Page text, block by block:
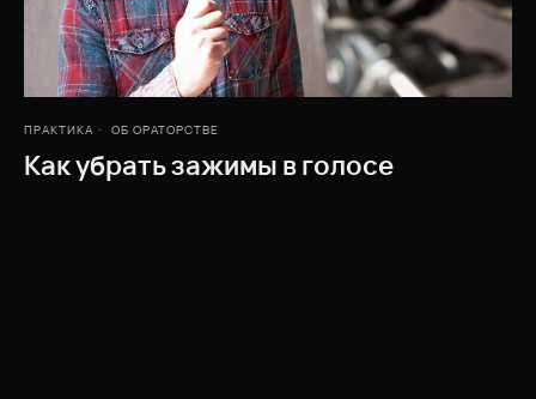
ПРАКТИКА ОБ ОРАТОРСТВЕ
Как убрать зажимы в голосе